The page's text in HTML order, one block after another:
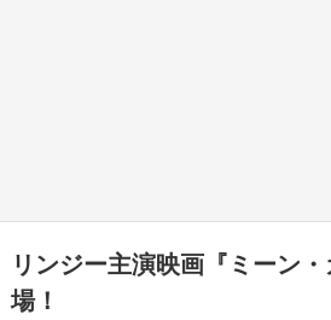
リンジー主演映画『ミーン
場！